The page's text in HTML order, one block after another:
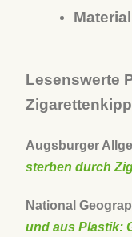
Lesenswerte
Augsburger
sterben durch
National
und aus Plastik: